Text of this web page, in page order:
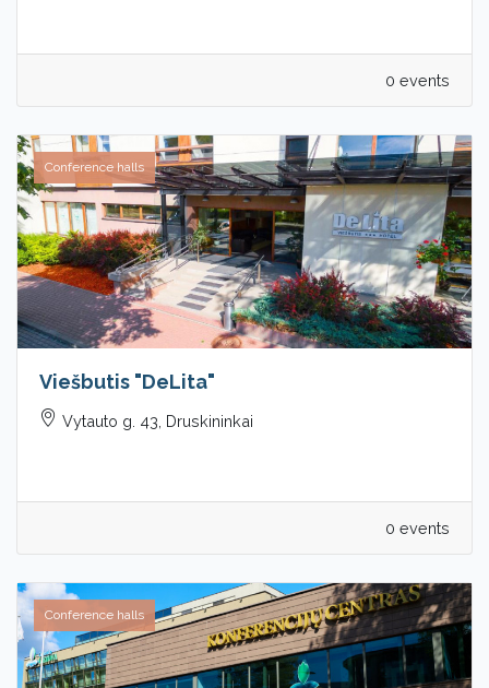
0 events
Conference halls
Viešbutis "DeLita"
Vytauto g. 43, Druskininkai
0 events
Conference halls